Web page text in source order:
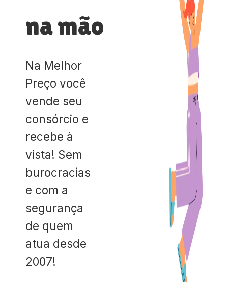
na mão
Na Melhor
Preço você
vende seu
consórcio e
recebe à
vista! Sem
burocracias
e com a
segurança
de quem
atua desde
2007!